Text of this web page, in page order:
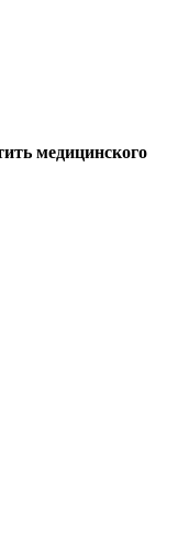
медицинского